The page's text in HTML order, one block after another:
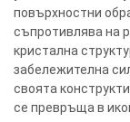
повърхностни
съпротивлява на
кристална
забележителна
своята
се превръща в